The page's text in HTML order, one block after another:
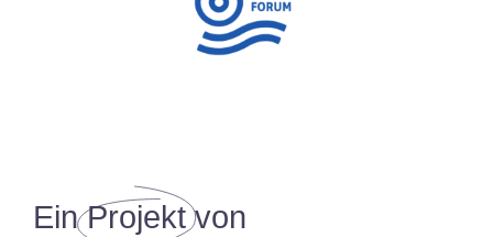
Ein Projekt von